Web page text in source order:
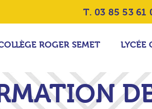
T. 03 85 53 61
ROGER SEMET LYCÉE